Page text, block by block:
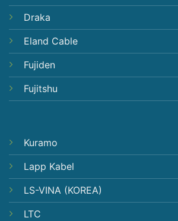
Draka
Eland Cable
Fujiden
Fujitshu
Kuramo
Lapp Kabel
LS-VINA (KOREA)
LTC